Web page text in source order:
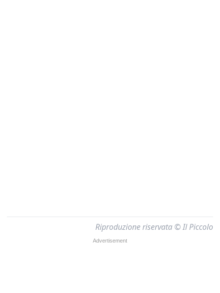
Riproduzione riservata © Il Piccolo